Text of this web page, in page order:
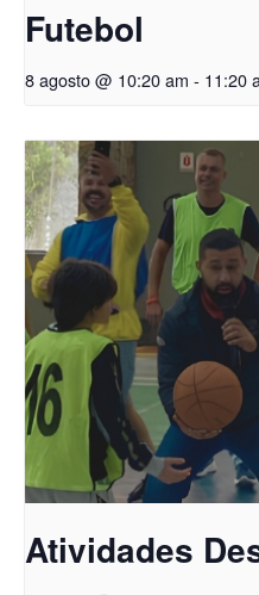
Futebol
8 agosto @ 10:20 am - 11:20
Atividades